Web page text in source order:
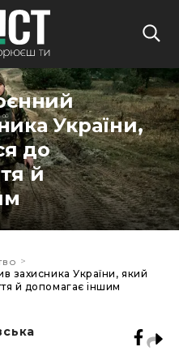
України,
до
й
>
захисника України, який
й допомагає іншим